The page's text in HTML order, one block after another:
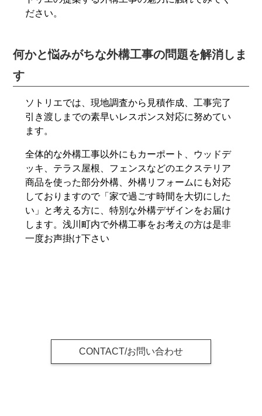
ださい。
何かと悩みがちな外構工事の問題を解消しま
す
ソトリエでは、現地調査から見積作成、工事完了
引き渡しまでの素早いレスポンス対応に努めてい
ます。
全体的な外構工事以外にもカーポート、ウッドデ
ッキ、テラス屋根、フェンスなどのエクステリア
商品を使った部分外構、外構リフォームにも対応
しておりますので「家で過ごす時間を大切にした
い」と考える方に、特別な外構デザインをお届け
します。浅川町内で外構工事をお考えの方は是非
一度お声掛け下さい
CONTACT/お問い合わせ